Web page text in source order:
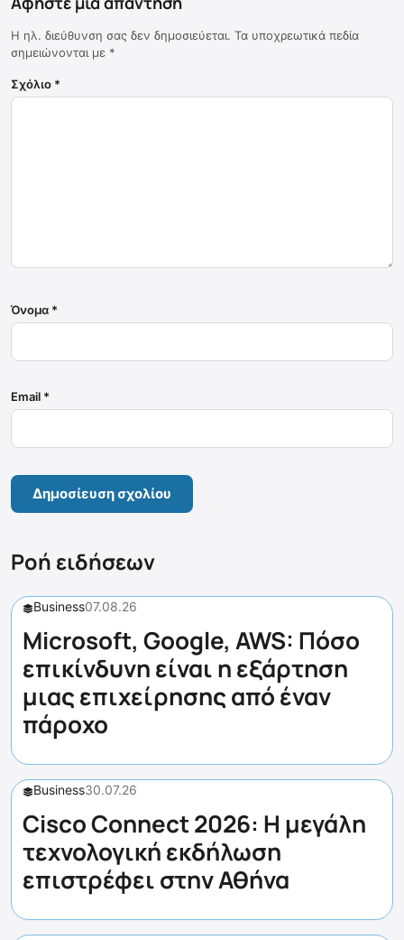
Η ηλ. διεύθυνση σας δεν δημοσιεύεται. Τα υποχρεωτικά πεδία
σημειώνονται με *
Σχόλιο *
Όνομα *
Email *
Ροή ειδήσεων
Business07.08.26
Microsoft, Google, AWS: Πόσο
επικίνδυνη είναι η εξάρτηση
μιας επιχείρησης από έναν
πάροχο
Business30.07.26
Cisco Connect 2026: Η μεγάλη
τεχνολογική εκδήλωση
επιστρέφει στην Αθήνα